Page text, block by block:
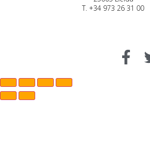
T. +34 973 26 31 00